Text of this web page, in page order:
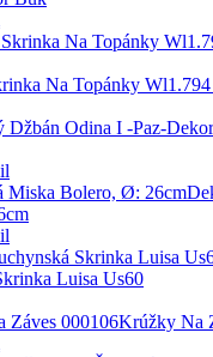
Na Topánky Wl1.794
Luisa Us60
Krúžky Na